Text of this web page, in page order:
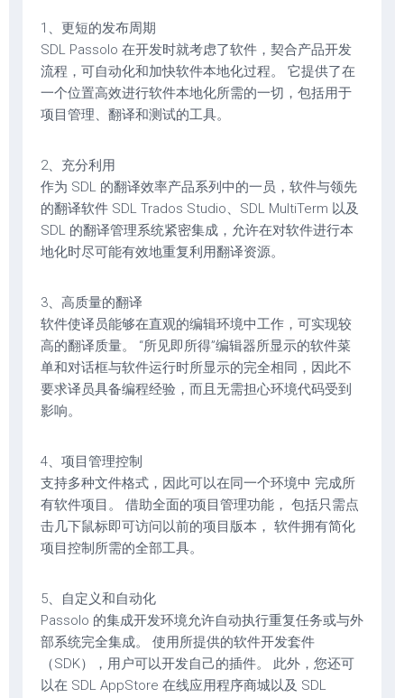
1、更短的发布周期
SDL Passolo 在开发时就考虑了软件，契合产品开发
流程，可自动化和加快软件本地化过程。 它提供了在
一个位置高效进行软件本地化所需的一切，包括用于
项目管理、翻译和测试的工具。
2、充分利用
作为 SDL 的翻译效率产品系列中的一员，软件与领先
的翻译软件 SDL Trados Studio、SDL MultiTerm 以及
SDL 的翻译管理系统紧密集成，允许在对软件进行本
地化时尽可能有效地重复利用翻译资源。
3、高质量的翻译
软件使译员能够在直观的编辑环境中工作，可实现较
高的翻译质量。 “所见即所得”编辑器所显示的软件菜
单和对话框与软件运行时所显示的完全相同，因此不
要求译员具备编程经验，而且无需担心环境代码受到
影响。
4、项目管理控制
支持多种文件格式，因此可以在同一个环境中 完成所
有软件项目。 借助全面的项目管理功能， 包括只需点
击几下鼠标即可访问以前的项目版本， 软件拥有简化
项目控制所需的全部工具。
5、自定义和自动化
Passolo 的集成开发环境允许自动执行重复任务或与外
部系统完全集成。 使用所提供的软件开发套件
（SDK），用户可以开发自己的插件。 此外，您还可
以在 SDL AppStore 在线应用程序商城以及 SDL